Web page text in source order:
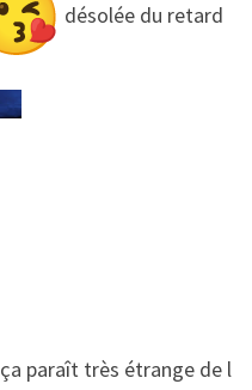
désolée du retard
paraît très étrange de l